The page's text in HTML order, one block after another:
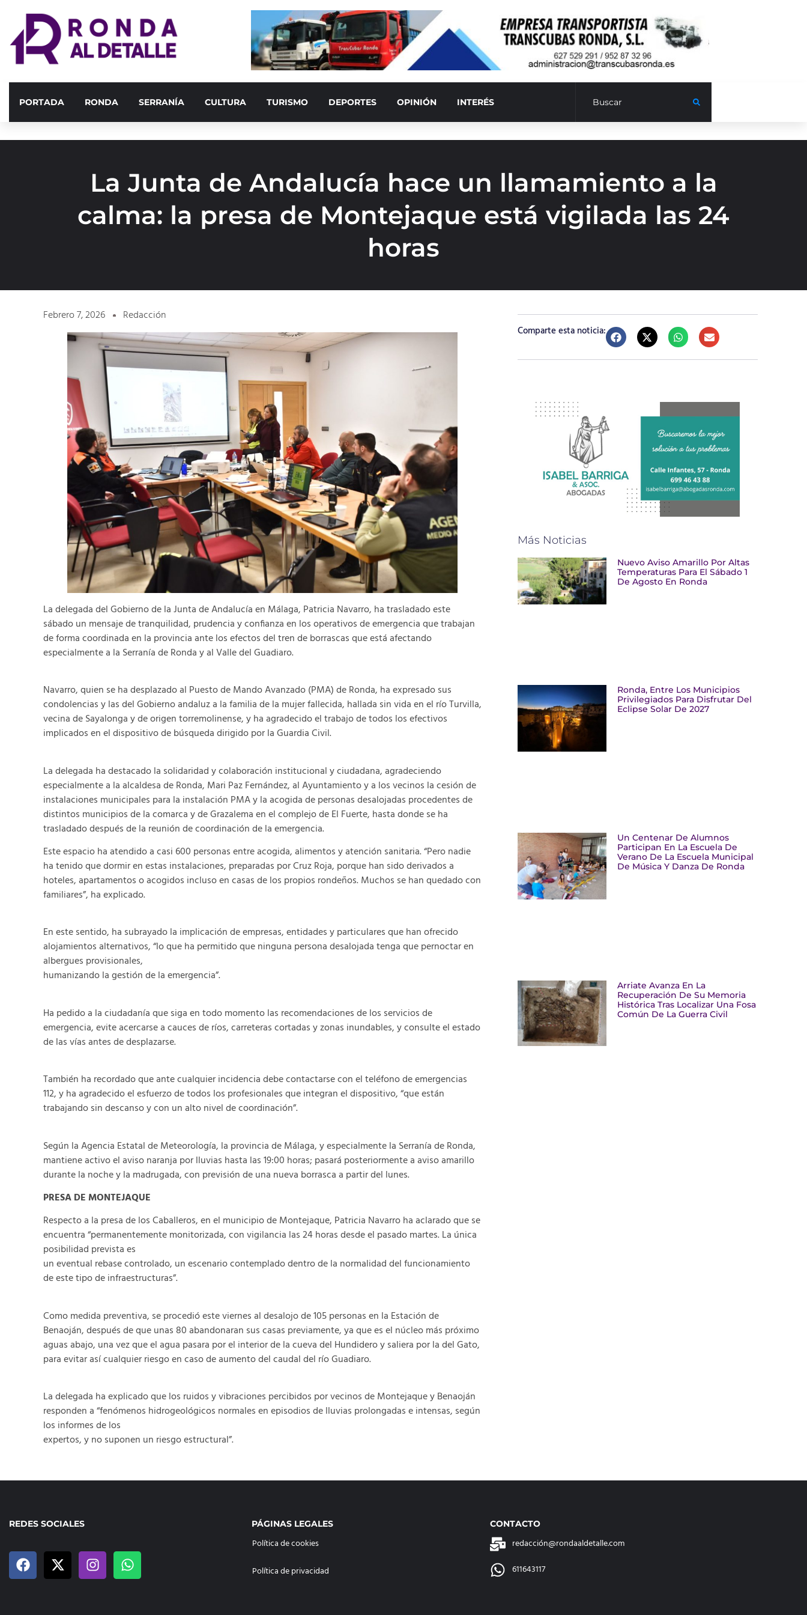
PORTADA RONDA SERRANÍA CULTURA TURISMO DEPORTES OPINIÓN INTERÉS
La Junta de Andalucía hace un llamamiento a la
calma: la presa de Montejaque está vigilada las 24
horas
Febrero 7, 2026 Redacción
La delegada del Gobierno de la Junta de Andalucía en Málaga, Patricia Navarro, ha trasladado este
sábado un mensaje de tranquilidad, prudencia y confianza en los operativos de emergencia que trabajan
de forma coordinada en la provincia ante los efectos del tren de borrascas que está afectando
especialmente a la Serranía de Ronda y al Valle del Guadiaro.
Navarro, quien se ha desplazado al Puesto de Mando Avanzado (PMA) de Ronda, ha expresado sus
condolencias y las del Gobierno andaluz a la familia de la mujer fallecida, hallada sin vida en el río Turvilla,
vecina de Sayalonga y de origen torremolinense, y ha agradecido el trabajo de todos los efectivos
implicados en el dispositivo de búsqueda dirigido por la Guardia Civil.
La delegada ha destacado la solidaridad y colaboración institucional y ciudadana, agradeciendo
especialmente a la alcaldesa de Ronda, Mari Paz Fernández, al Ayuntamiento y a los vecinos la cesión de
instalaciones municipales para la instalación PMA y la acogida de personas desalojadas procedentes de
distintos municipios de la comarca y de Grazalema en el complejo de El Fuerte, hasta donde se ha
trasladado después de la reunión de coordinación de la emergencia.
Este espacio ha atendido a casi 600 personas entre acogida, alimentos y atención sanitaria. “Pero nadie
ha tenido que dormir en estas instalaciones, preparadas por Cruz Roja, porque han sido derivados a
hoteles, apartamentos o acogidos incluso en casas de los propios rondeños. Muchos se han quedado con
familiares”, ha explicado.
En este sentido, ha subrayado la implicación de empresas, entidades y particulares que han ofrecido
alojamientos alternativos, “lo que ha permitido que ninguna persona desalojada tenga que pernoctar en
albergues provisionales,
humanizando la gestión de la emergencia”.
Ha pedido a la ciudadanía que siga en todo momento las recomendaciones de los servicios de
emergencia, evite acercarse a cauces de ríos, carreteras cortadas y zonas inundables, y consulte el estado
de las vías antes de desplazarse.
También ha recordado que ante cualquier incidencia debe contactarse con el teléfono de emergencias
112, y ha agradecido el esfuerzo de todos los profesionales que integran el dispositivo, “que están
trabajando sin descanso y con un alto nivel de coordinación”.
Según la Agencia Estatal de Meteorología, la provincia de Málaga, y especialmente la Serranía de Ronda,
mantiene activo el aviso naranja por lluvias hasta las 19:00 horas; pasará posteriormente a aviso amarillo
durante la noche y la madrugada, con previsión de una nueva borrasca a partir del lunes.
PRESA DE MONTEJAQUE
Respecto a la presa de los Caballeros, en el municipio de Montejaque, Patricia Navarro ha aclarado que se
encuentra “permanentemente monitorizada, con vigilancia las 24 horas desde el pasado martes. La única
posibilidad prevista es
un eventual rebase controlado, un escenario contemplado dentro de la normalidad del funcionamiento
de este tipo de infraestructuras”.
Como medida preventiva, se procedió este viernes al desalojo de 105 personas en la Estación de
Benaoján, después de que unas 80 abandonaran sus casas previamente, ya que es el núcleo más próximo
aguas abajo, una vez que el agua pasara por el interior de la cueva del Hundidero y saliera por la del Gato,
para evitar así cualquier riesgo en caso de aumento del caudal del río Guadiaro.
La delegada ha explicado que los ruidos y vibraciones percibidos por vecinos de Montejaque y Benaoján
responden a “fenómenos hidrogeológicos normales en episodios de lluvias prolongadas e intensas, según
los informes de los
expertos, y no suponen un riesgo estructural”.
Comparte esta noticia:
Más Noticias
Nuevo Aviso Amarillo Por Altas
Temperaturas Para El Sábado 1
De Agosto En Ronda
Ronda, Entre Los Municipios
Privilegiados Para Disfrutar Del
Eclipse Solar De 2027
Un Centenar De Alumnos
Participan En La Escuela De
Verano De La Escuela Municipal
De Música Y Danza De Ronda
Arriate Avanza En La
Recuperación De Su Memoria
Histórica Tras Localizar Una Fosa
Común De La Guerra Civil
REDES SOCIALES PÁGINAS LEGALES
Política de cookies
Política de privacidad
CONTACTO
redacción@rondaaldetalle.com
611643117